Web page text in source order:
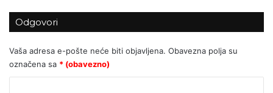
Za Sedlarov ‘Vukovar’ nula, a ‘Svadbi’
stotine tisuća eura?
Odgovori
Vaša adresa e-pošte neće biti objavljena. Obavezna polja su
označena sa * (obavezno)